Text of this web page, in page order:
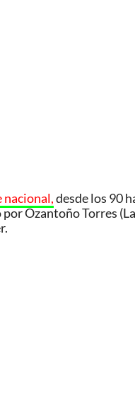
nacional,desde los 90
Ozantoño Torres